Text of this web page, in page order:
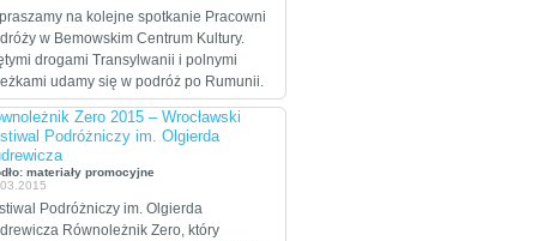
celem są Stany
Zjednoczone, które
zamierzają przejechać
wzdłuż i wszerz w
trakcie dwumiesięcznej
eskapady.
na kolejne spotkanie Pracowni
w Bemowskim Centrum Kultury.
drogami Transylwanii i polnymi
udamy się w podróż po Rumunii.
Zero 2015 – Wrocławski
Podróżniczy im. Olgierda
materiały promocyjne
Podróżniczy im. Olgierda
Równoleżnik Zero, który